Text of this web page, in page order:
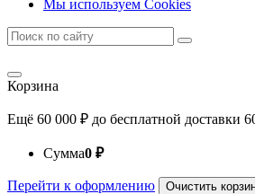
Мы используем Cookies
Корзина
Ещё 60 000 ₽ до бесплатной доставки
Сумма0 ₽
Перейти к оформлению Очистить